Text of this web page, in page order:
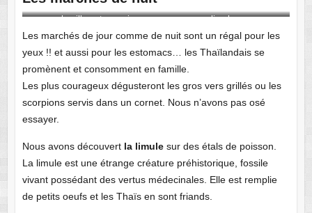
vers, chenilles et scorpions limule
Les marchés de jour comme de nuit sont un régal pour les
yeux !! et aussi pour les estomacs… les Thaïlandais se
promènent et consomment en famille.
Les plus courageux dégusteront les gros vers grillés ou les
scorpions servis dans un cornet. Nous n’avons pas osé
essayer.
Nous avons découvert la limulesur des étals de poisson.
La limule est une étrange créature préhistorique, fossile
vivant possédant des vertus médecinales. Elle est remplie
de petits oeufs et les Thaïs en sont friands.